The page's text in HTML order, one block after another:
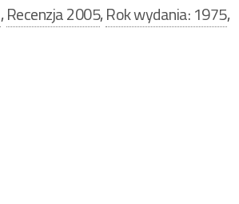
,Recenzja 2005,Rok wydania: 1975,